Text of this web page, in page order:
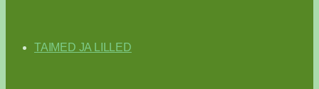
TAIMED JA LILLED